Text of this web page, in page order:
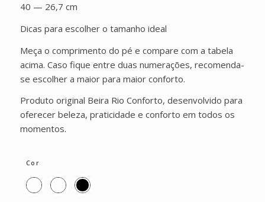
40 — 26,7 cm
Dicas para escolher o tamanho ideal
Meça o comprimento do pé e compare com a tabela
acima. Caso fique entre duas numerações, recomenda-
se escolher a maior para maior conforto.
Produto original Beira Rio Conforto, desenvolvido para
oferecer beleza, praticidade e conforto em todos os
momentos.
Cor